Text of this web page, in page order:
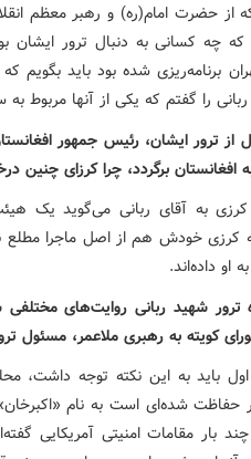
از حضرت امام(ره) و رهبر معظم
چه کسانی به دنبال ترور ایشان
برنامه‌ریزی شده بود باید
را گفتم که یکی از آنها مربوط به
از ترور ایشان، رئیس جمهور
افغانستان برگردد، چرا کرزای چنین
به آقای ربانی می‌گوید یک
کرزی خودش هم از اصل ماجرا
او داده‌اند.
ترور شهید ربانی روایت‌های
کویته به رهبری ملاعمر، مسئول
باید به این نکته توجه داشت،
حفاظت شده‌ای است به نام
بار مقامات امنیتی آمریکایی